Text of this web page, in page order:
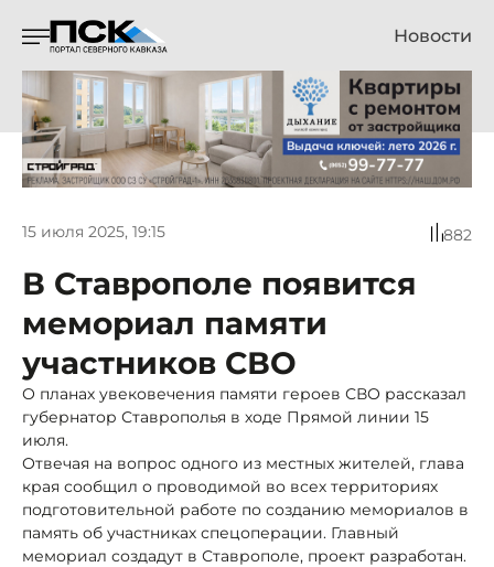
Новости
15 июля 2025, 19:15 882
В Ставрополе появится
мемориал памяти
участников СВО
О планах увековечения памяти героев СВО рассказал
губернатор Ставрополья в ходе Прямой линии 15
июля.
Отвечая на вопрос одного из местных жителей, глава
края сообщил о проводимой во всех территориях
подготовительной работе по созданию мемориалов в
память об участниках спецоперации. Главный
мемориал создадут в Ставрополе, проект разработан.